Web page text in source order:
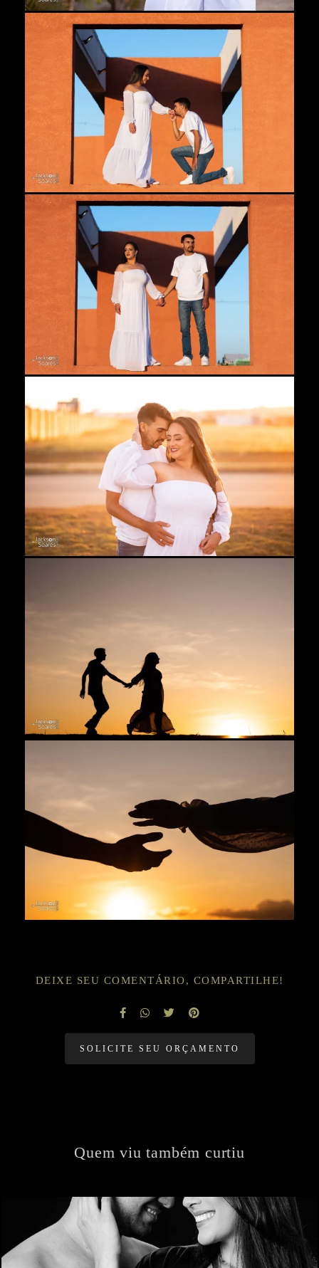
DEIXE SEU COMENTÁRIO, COMPARTILHE!
SOLICITE SEU ORÇAMENTO
Quem viu também curtiu